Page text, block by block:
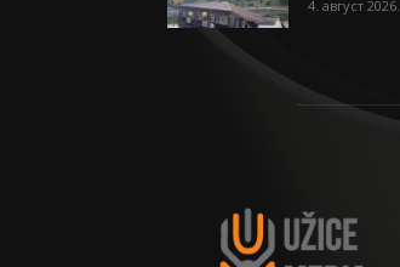
4. август 2026.